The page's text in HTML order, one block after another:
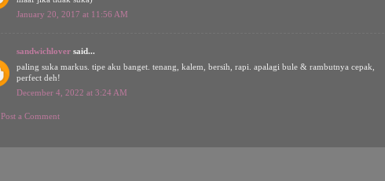
January 20, 2017 at 11:56 AM
sandwichlover said...
paling suka markus. tipe aku banget. tenang, kalem, bersih, rapi. apalagi bule & rambutnya cepak,
perfect deh!
December 4, 2022 at 3:24 AM
Post a Comment